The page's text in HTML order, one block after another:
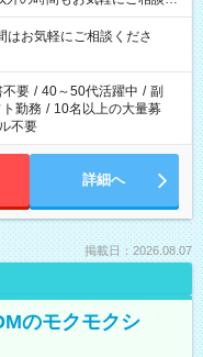
お気軽にご相談くださ
不要 / 40～50代活躍中 / 副
勤務 / 10名以上の大量募
不要
詳細へ
掲載日：2026.08.07
のモクモクシ